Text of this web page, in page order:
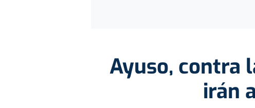
Ayuso, contra
irán